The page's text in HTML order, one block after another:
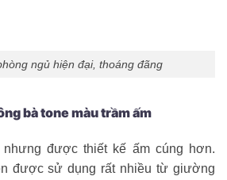
ngủ hiện đại, thoáng đãng
bà tone màu trầm ấm
được thiết kế ấm cúng hơn.
được sử dụng rất nhiều từ giường